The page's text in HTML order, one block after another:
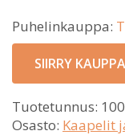
Puhelinkauppa:
SIIRRY
Tuotetunnus:
Osasto: Kaapelit